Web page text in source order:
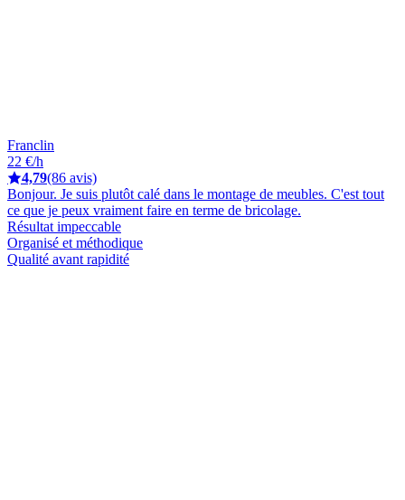
Franclin
22 €/h
4,79(86 avis)
Bonjour. Je suis plutôt calé dans le montage de meubles. C'est tout
ce que je peux vraiment faire en terme de bricolage.
Résultat impeccable
Organisé et méthodique
Qualité avant rapidité